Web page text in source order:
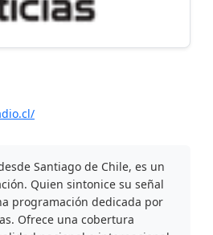
Santiago de Chile, es un
Quien sintonice su señal
programación dedicada por
Ofrece una cobertura